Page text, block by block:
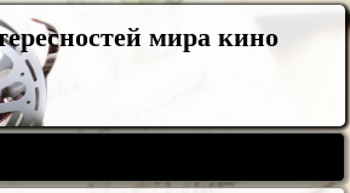
мира кино